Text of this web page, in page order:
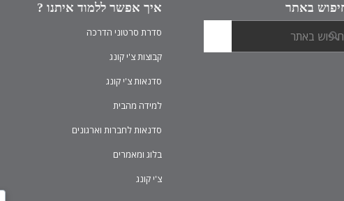
באתר איך אפשר ללמוד איתנו ?
סדרת סרטוני הדרכה
קבוצות צ'י קונג
סדנאות צ'י קונג
למידה מהבית
סדנאות לחברות וארגונים
בלוג ומאמרים
צ'י קונג